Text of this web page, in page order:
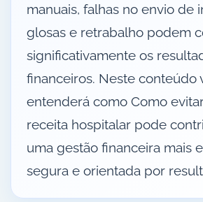
manuais, falhas no envio de
glosas e retrabalho podem
significativamente os
financeiros. Neste conteúdo
entenderá como Como
receita hospitalar pode
uma gestão financeira mais
segura e orientada por